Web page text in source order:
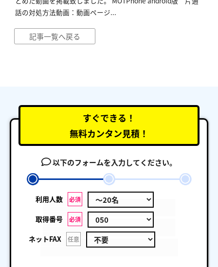
話の対処方法動画：動画ページ...
記事一覧へ戻る
すぐできる！
無料カンタン見積！
以下のフォームを入力してください。
利用人数 必須
取得番号 必須
ネットFAX 任意